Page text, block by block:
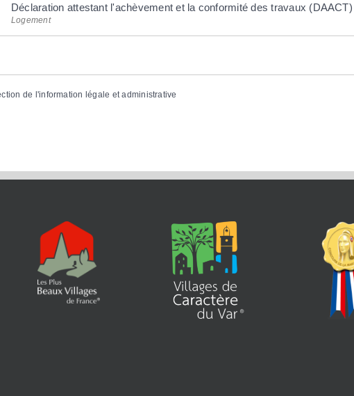
Déclaration attestant l'achèvement et la conformité des travaux (DAACT)
Logement
de l'information légale et administrative